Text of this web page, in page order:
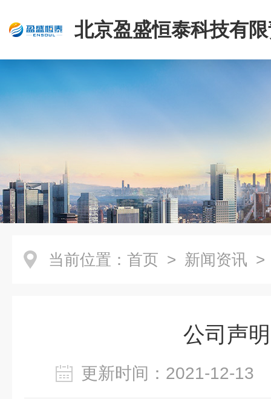
北京盈盛恒泰科技有
司
当前位置： 首页 > 新闻资讯 >
公司声明
更新时间：2021-12-